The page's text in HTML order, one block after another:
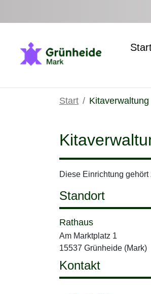
Start Kitaverwaltung
Diese Einrichtung gehört
Standort
Rathaus
Am Marktplatz 1
15537 Grünheide (Mark)
Kontakt